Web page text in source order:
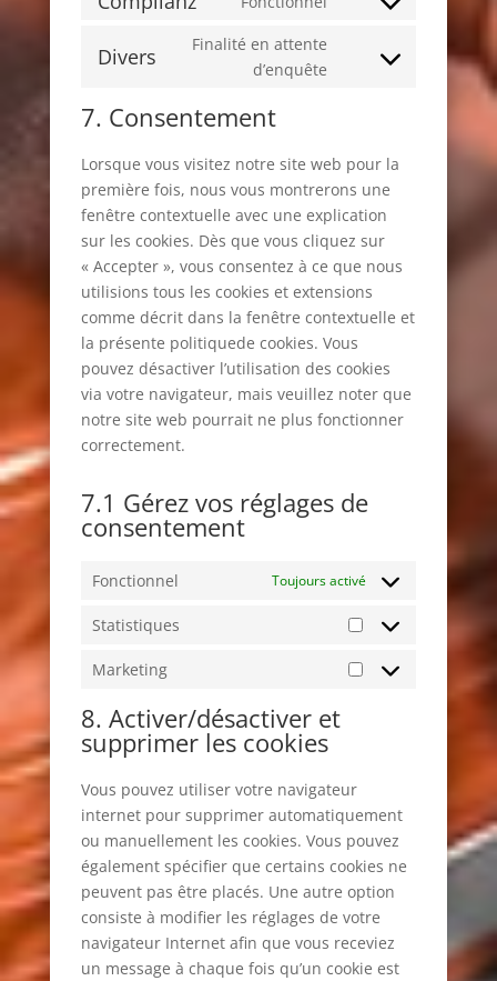
Consent
service
Divers
Finalité en attente
d’enquête
Consent
7. Consentement
Lorsque vous visitez notre site web pour la
première fois, nous vous montrerons une
fenêtre contextuelle avec une explication
sur les cookies. Dès que vous cliquez sur
« Accepter », vous consentez à ce que nous
utilisions tous les cookies et extensions
comme décrit dans la fenêtre contextuelle et
la présente politiquede cookies. Vous
pouvez désactiver l’utilisation des cookies
via votre navigateur, mais veuillez noter que
notre site web pourrait ne plus fonctionner
correctement.
7.1 Gérez vos réglages de
consentement
Fonctionnel Toujours activé
Statistiques
Statistiques
Marketing
Marketing
8. Activer/désactiver et
supprimer les cookies
Vous pouvez utiliser votre navigateur
internet pour supprimer automatiquement
ou manuellement les cookies. Vous pouvez
également spécifier que certains cookies ne
peuvent pas être placés. Une autre option
consiste à modifier les réglages de votre
navigateur Internet afin que vous receviez
un message à chaque fois qu’un cookie est